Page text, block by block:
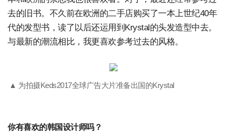
去的旧书。不久前在欧洲的二手店购买了一本上世纪40年
代的发型书，读了以后还运用到Krystal的头发造型中去。
与最新的潮流相比，我更喜欢参考过去的风格。
▲ 为拍摄Keds2017全球广告大片准备出国的Krystal
你有喜欢的韩国设计师吗？